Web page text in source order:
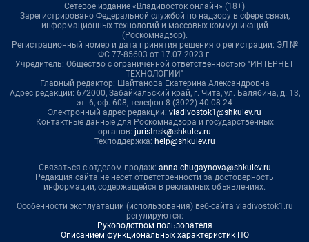
Сетевое издание «Владивосток онлайн» (18+)
Зарегистрировано Федеральной службой по надзору в сфере связи,
информационных технологий и массовых коммуникаций
(Роскомнадзор).
Регистрационный номер и дата принятия решения о регистрации: ЭЛ №
ФС 77-85603 от 17.07.2023 г.
Учредитель: Общество с ограниченной ответственностью "ИНТЕРНЕТ
ТЕХНОЛОГИИ"
Главный редактор: Шайтанова Екатерина Александровна
Адрес редакции: 672000, Забайкальский край, г. Чита, ул. Балябина, д. 13,
эт. 6, оф. 608, телефон 8 (3022) 40-08-24
Электронный адрес редакции: vladivostok1@shkulev.ru
Контактные данные для Роскомнадзора и государственных
органов: juristnsk@shkulev.ru
Техподдержка: help@shkulev.ru
Связаться с отделом продаж: anna.chugaynova@shkulev.ru
Редакция сайта не несет ответственности за достоверность
информации, содержащейся в рекламных объявлениях.
Особенности эксплуатации (использования) веб-сайта vladivostok1.ru
регулируются:
Руководством пользователя
Описанием функциональных характеристик ПО